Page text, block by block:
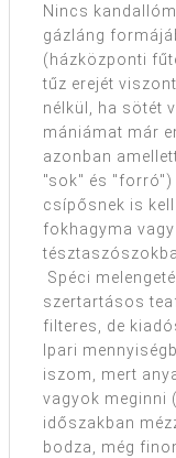
Nincs
gázláng
(házközponti
tűz erejét
nélkül, ha sötét
mániámat már
azonban
"sok" és "forró")
csípősnek is
fokhagyma
Spéci
szertartásos
filteres, de
Ipari
iszom, mert
vagyok meginni
időszakban
bodza, még